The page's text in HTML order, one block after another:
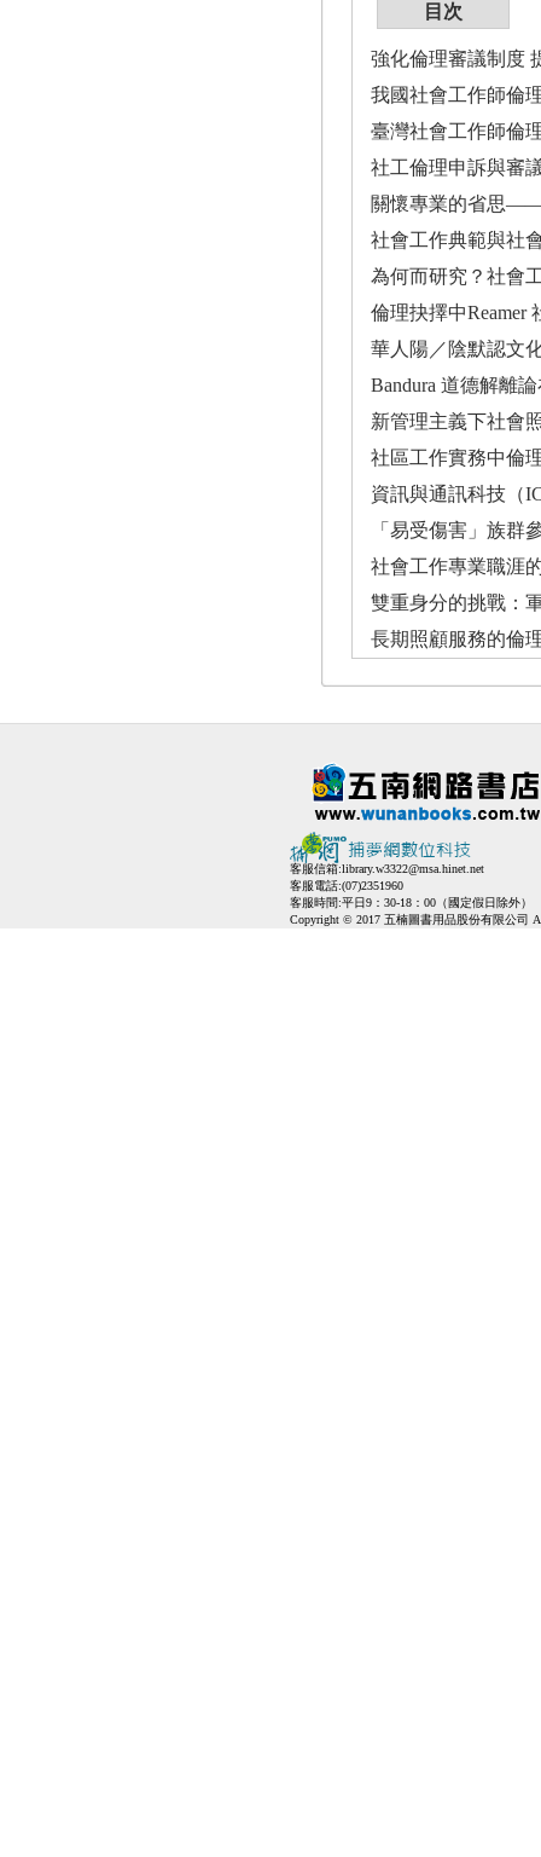
目次
強化倫理審議制度
我國社會工作師倫
臺灣社會工作師倫
社工倫理申訴與審
關懷專業的省思
社會工作典範與社
為何而研究？社會
倫理抉擇中Reamer
華人陽／陰默認文
Bandura 道德解離
新管理主義下社會
社區工作實務中倫
資訊與通訊科技（
「易受傷害」族
社會工作專業職涯
雙重身分的挑戰：
長期照顧服務的倫
客服信箱:library.w3322@msa.hinet.net
客服電話:(07)2351960
客服時間:平日9：30-18：00（國定假日除外）
Copyright © 2017 五楠圖書用品股份有限公司